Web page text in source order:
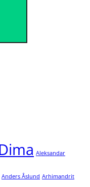
Aleksandar
Anders Åslund Arhimandrit